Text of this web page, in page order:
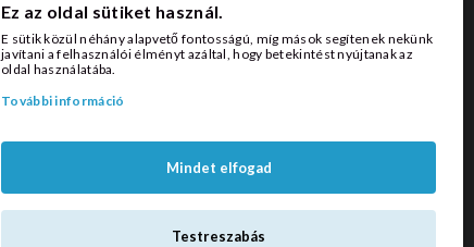
Ez az oldal sütiket használ.
E sütik közül néhány alapvető fontosságú, míg mások segítenek nekünk
javítani a felhasználói élményt azáltal, hogy betekintést nyújtanak az
oldal használatába.
További információ
Mindet elfogad
Testreszabás